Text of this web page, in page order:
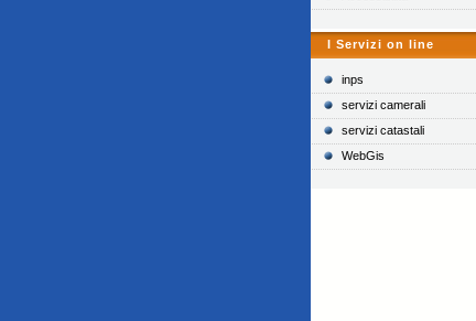
I Servizi on line
inps
servizi camerali
servizi catastali
WebGis